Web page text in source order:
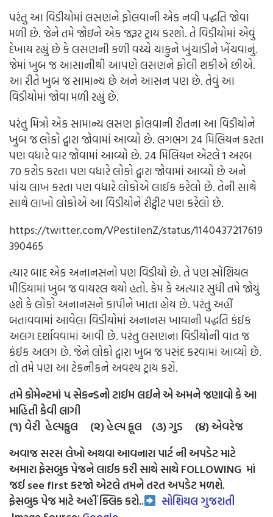
પરંતુ આ વિડીયોમાં લસણને ફોલવાની એક નવી પદ્ધતિ જોવા
મળી છે. જેને તમે જોઇને એક જરૂર ટ્રાય કરશો. તે વિડીયોમાં એવું
દેખાય રહ્યું છે કે લસણની કળી વચ્ચે ચાકુને ખુંચાડીને ખેંચવાનું.
જેમાં ખુબ જ આસાનીથી આપણે લસણને ફોલી શકીએ છીએ.
આ રીતે ખુબ જ સામાન્ય છે અને આસન પણ છે. તેવું આ
વિડીયોમાં જોવા મળી રહ્યું છે.
પરંતુ મિત્રો એક સામાન્ય લસણ ફોલવાની રીતના આ વિડીયોને
ખુબ જ લોકો દ્વારા જોવામાં આવ્યો છે. લગભગ 24 મિલિયન કરતા
પણ વધારે વાર જોવામાં આવ્યો છે. 24 મિલિયન એટલે 1 અરબ
70 કરોડ કરતા પણ વધારે લોકો દ્વારા જોવામાં આવ્યો છે અને
પાંચ લાખ કરતા પણ વધારે લોકોએ લાઈક કરેલો છે. તેની સાથે
સાથે લાખો લોકોએ આ વિડીયોને રીટ્વીટ પણ કરેલો છે.
https://twitter.com/VPestilenZ/status/1140437217619
390465
ત્યાર બાદ એક અનાનસનો પણ વિડીયો છે. તે પણ સોશિયલ
મીડિયામાં ખુબ જ વાયરલ થયો હતો. કેમ કે અત્યાર સુધી તમે જોયું
હશે કે લોકો અનાનસને કાપીને ખાતા હોય છે. પરંતુ અહીં
બતાવવામાં આવેલા વિડીયોમાં અનાનસ ખાવાની પદ્ધતિ કંઈક
અલગ દર્શાવવામાં આવી છે. પરંતુ લસણના વિડીયોની વાત જ
કંઈક અલગ છે. જેને લોકો દ્વારા ખુબ જ પસંદ કરવામાં આવ્યો છે.
તો તમે પણ આ ટેકનીકને અવશ્ય ટ્રાય કરો.
તમે કોમેન્ટમાં ૫ સેકન્ડનો ટાઈમ લઈને એ અમને જણાવો કે આ
માહિતી કેવી લાગી
(૧) વેરી હેલ્પફુલ (૨) હેલ્પ ફૂલ (૩) ગુડ (૪) એવરેજ
અવાજ સરસ લેખો અથવા આવનારા પાર્ટ ની અપડેટ માટે
અમારા ફેસબુક પેજને લાઈક કરી સાથે સાથે FOLLOWING માં
જઈ see first કરજો એટલે તમને તરત અપડેટ મળશે.
ફેસબુક પેજ માટે અહીં ક્લિક કરો..
સોશિયલ ગુજરાતી